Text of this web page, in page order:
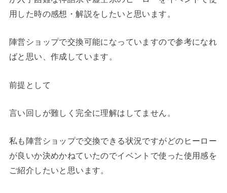
用した時の感想・解説をしたいと思います。
陣営ショップで交換可能になっていますので参考になれ
ばと思い、作成しています。
前提として
言い回しが難しく完全に理解はしてません。
私も陣営ショップで交換できる状況ですがどのヒーロー
が良いか決めかねていたのでイベントで使った使用感を
ご紹介したいと思います。